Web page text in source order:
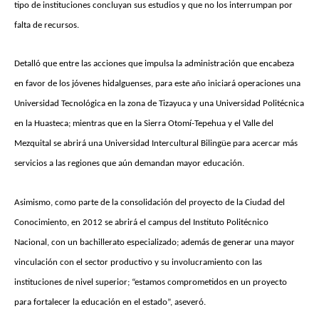
tipo de instituciones concluyan sus estudios y que no los interrumpan por
falta de recursos.
Detalló que entre las acciones que impulsa la administración que encabeza
en favor de los jóvenes hidalguenses, para este año iniciará operaciones una
Universidad Tecnológica en la zona de Tizayuca y una Universidad Politécnica
en la Huasteca; mientras que en la Sierra Otomí-Tepehua y el Valle del
Mezquital se abrirá una Universidad Intercultural Bilingüe para acercar más
servicios a las regiones que aún demandan mayor educación.
Asimismo, como parte de la consolidación del proyecto de la Ciudad del
Conocimiento, en 2012 se abrirá el campus del Instituto Politécnico
Nacional, con un bachillerato especializado; además de generar una mayor
vinculación con el sector productivo y su involucramiento con las
instituciones de nivel superior; “estamos comprometidos en un proyecto
para fortalecer la educación en el estado”, aseveró.